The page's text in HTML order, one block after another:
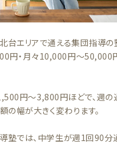
台エリアで通える集団指導の
円・月々10,000円〜50,000
円〜3,800円ほどで、週の
の幅が大きく変わります。
塾では、中学生が週1回90分